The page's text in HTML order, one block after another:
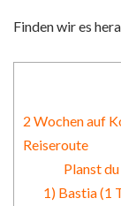
Finden wir es
2 Wochen auf
Reiseroute
Planst
1) Bastia (1